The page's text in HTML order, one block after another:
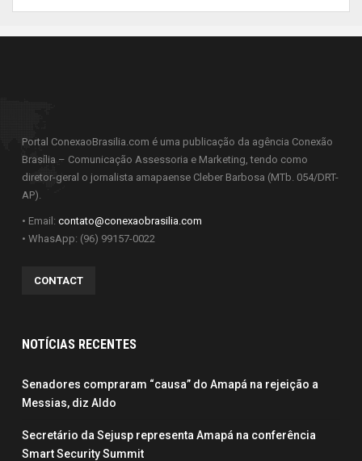
Portal ConexaoBrasilia.com é uma publicação da agência Conexão
Brasília – Comunicação Assessoria e Marketing, tendo como
diretor-geral o jornalista amapaense Cleber Barbosa (MTb. 054/DRT-
AP).
• Email: contato@conexaobrasilia.com
• WhasApp: (96) 99157-0022
CONTACT
NOTÍCIAS RECENTES
Senadores compraram “causa” do Amapá na rejeição a
Messias, diz Aldo
Secretário da Sejusp representa Amapá na conferência
Smart Security Summit